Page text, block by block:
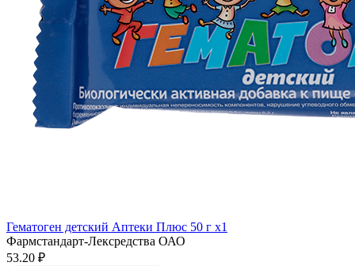
Гематоген детский Аптеки Плюс 50 г x1
Фармстандарт-Лексредства ОАО
53.20 ₽